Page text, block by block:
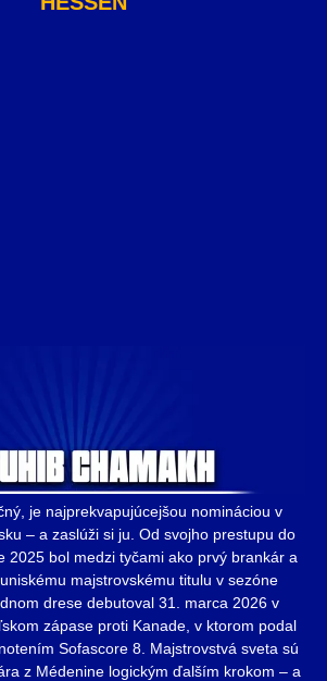
je najprekvapujúcejšou nomináciou v
– a zaslúži si ju. Od svojho prestupu do
2025 bol medzi tyčami ako prvý brankár a
majstrovskému titulu v sezóne
drese debutoval 31. marca 2026 v
zápase proti Kanade, v ktorom podal
Sofascore 8. Majstrovstvá sveta sú
z Médenine logickým ďalším krokom – a